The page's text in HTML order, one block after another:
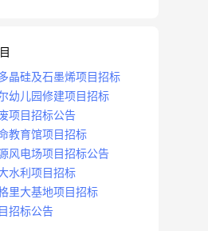
晶硅及石墨烯项目招标
幼儿园修建项目招标
项目招标公告
教育馆项目招标
风电场项目招标公告
水利项目招标
里大基地项目招标
招标公告